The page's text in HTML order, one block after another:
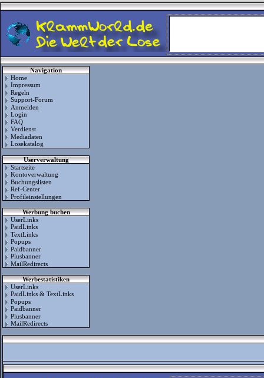
Navigation
Home
Impressum
Regeln
Support-Forum
Anmelden
Login
FAQ
Verdienst
Mediadaten
Losekatalog
Userverwaltung
Startseite
Kontoverwaltung
Buchungslisten
Ref-Center
Profileinstellungen
Werbung buchen
UserLinks
PaidLinks
TextLinks
Popups
Paidbanner
Plusbanner
MailRedirects
Werbestatistiken
UserLinks
PaidLinks & TextLinks
Popups
Paidbanner
Plusbanner
MailRedirects